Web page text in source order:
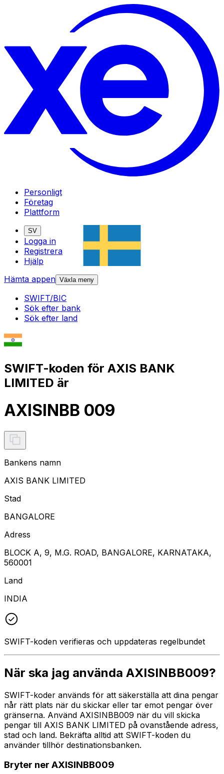
Personligt
Företag
Plattform
SV
Logga in
Registrera
Hjälp
Hämta appen Växla meny
SWIFT/BIC
Sök efter bank
Sök efter land
SWIFT-koden för AXIS BANK
LIMITED är
AXISINBB 009
Bankens namn
AXIS BANK LIMITED
Stad
BANGALORE
Adress
BLOCK A, 9, M.G. ROAD, BANGALORE, KARNATAKA,
560001
Land
INDIA
SWIFT-koden verifieras och uppdateras regelbundet
När ska jag använda AXISINBB009?
SWIFT-koder används för att säkerställa att dina pengar
når rätt plats när du skickar eller tar emot pengar över
gränserna. Använd AXISINBB009 när du vill skicka
pengar till AXIS BANK LIMITED på ovanstående adress,
stad och land. Bekräfta alltid att SWIFT-koden du
använder tillhör destinationsbanken.
Bryter ner AXISINBB009